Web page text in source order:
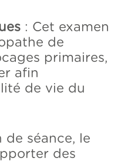
: Cet examen
de
primaires,
afin
de vie du
séance, le
des